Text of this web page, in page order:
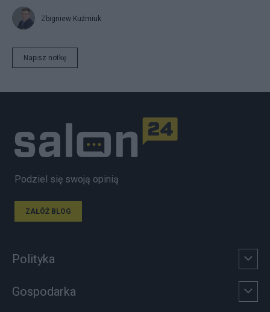
Zbigniew Kuźmiuk
Napisz notkę
Podziel się swoją opinią
ZAŁÓŻ BLOG
Polityka
Gospodarka